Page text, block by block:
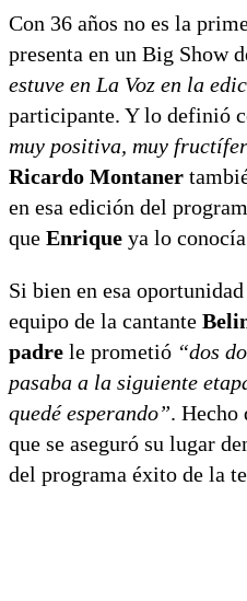
Con 36 años no es la
presenta en un Big Show
estuve en La Voz en la
participante. Y lo definió
muy positiva, muy
Ricardo Montaner
en esa edición del
que Enrique ya lo
Si bien en esa oportunidad
equipo de la cantante
padre le prometió “dos
pasaba a la siguiente
quedé esperando”. Hecho
que se aseguró su lugar
del programa éxito de la